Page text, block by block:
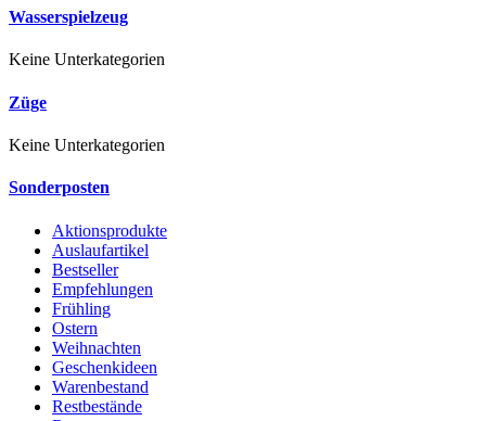
Wasserspielzeug
Keine Unterkategorien
Züge
Keine Unterkategorien
Sonderposten
Aktionsprodukte
Auslaufartikel
Bestseller
Empfehlungen
Frühling
Ostern
Weihnachten
Geschenkideen
Warenbestand
Restbestände